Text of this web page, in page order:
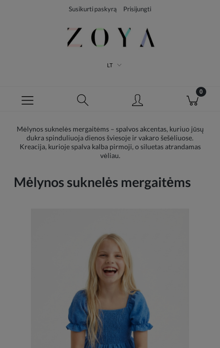
Susikurti paskyrą Prisijungti
LT
Mėlynos suknelės mergaitėms – spalvos akcentas, kuriuo jūsų
dukra spinduliuoja dienos šviesoje ir vakaro šešėliuose.
Kreacija, kurioje spalva kalba pirmoji, o siluetas atrandamas
vėliau.
Mėlynos suknelės mergaitėms